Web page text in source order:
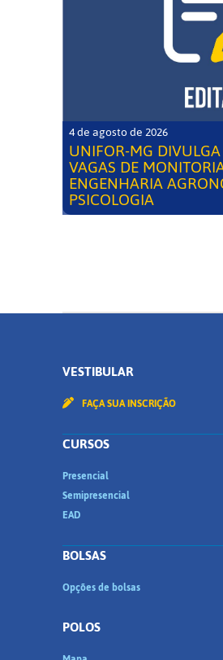
4 de agosto de 2026
UNIFOR-MG
VAGAS DE
ENGENHARIA
PSICOLOGIA
VESTIBULAR
FAÇA SUA INSCRIÇÃO
CURSOS
Presencial
Semipresencial
EAD
BOLSAS
Opções de bolsas
POLOS